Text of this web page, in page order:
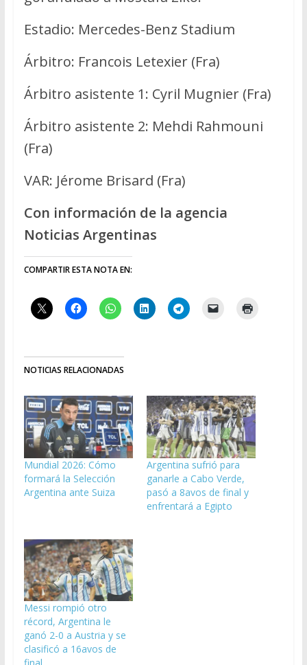
Estadio: Mercedes-Benz Stadium
Árbitro: Francois Letexier (Fra)
Árbitro asistente 1: Cyril Mugnier (Fra)
Árbitro asistente 2: Mehdi Rahmouni
(Fra)
VAR: Jérome Brisard (Fra)
Con información de la agencia
Noticias Argentinas
COMPARTIR ESTA NOTA EN:
NOTICIAS RELACIONADAS
Mundial 2026: Cómo
formará la Selección
Argentina ante Suiza
Argentina sufrió para
ganarle a Cabo Verde,
pasó a 8avos de final y
enfrentará a Egipto
Messi rompió otro
récord, Argentina le
ganó 2-0 a Austria y se
clasificó a 16avos de